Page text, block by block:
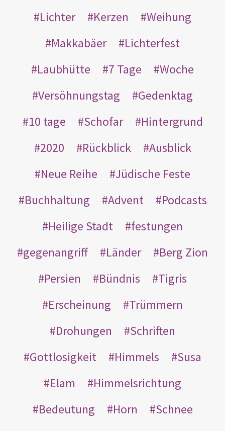
Lichter
Kerzen
Weihung
Makkabäer
Lichterfest
Laubhütte
7 Tage
Woche
Versöhnungstag
Gedenktag
10 tage
Schofar
Hintergrund
2020
Rückblick
Ausblick
Neue Reihe
Jüdische Feste
Buchhaltung
Advent
Podcasts
Heilige Stadt
festungen
gegenangriff
Länder
Berg Zion
Persien
Bündnis
Tigris
Erscheinung
Trümmern
Drohungen
Schriften
Gottlosigkeit
Himmels
Susa
Elam
Himmelsrichtung
Bedeutung
Horn
Schnee